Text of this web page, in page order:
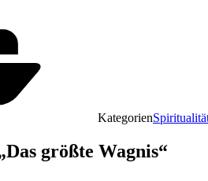
Kategorien
größte Wagnis“